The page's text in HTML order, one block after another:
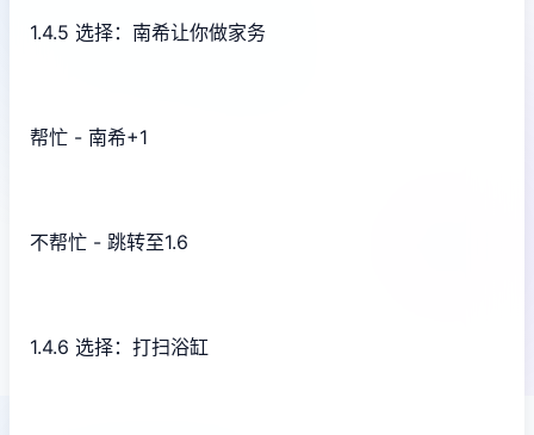
1.4.5 选择：南希让你做家务
帮忙 - 南希+1
不帮忙 - 跳转至1.6
1.4.6 选择：打扫浴缸